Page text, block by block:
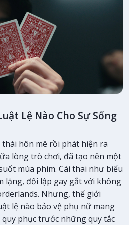
Lệ Nào Cho Sự Sống
hôn mê rồi phát hiện ra
lòng trò chơi, đã tạo nên một
mùa phim. Cái thai như biểu
lặng, đối lập gay gắt với không
Nhưng, thế giới
lệ nào bảo vệ phụ nữ mang
phục trước những quy tắc